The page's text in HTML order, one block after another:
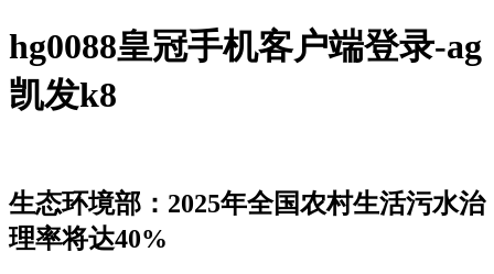
hg0088皇冠手机客户端登录-ag
凯发k8
生态环境部：2025年全国农村生活污水治
理率将达40%